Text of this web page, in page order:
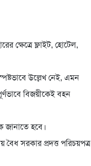
ক্ষেত্রে ফ্লাইট, হোটেল,
উল্লেখ নেই, এমন
বিজয়ীকেই বহন
জানাতে হবে।
সরকার প্রদত্ত পরিচয়পত্র